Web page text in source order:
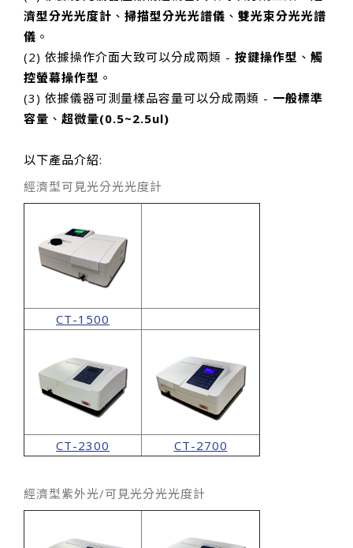
濟型分光光度計 、 掃描型分光光譜儀 、 雙光束分光光譜
儀 。
(2) 依據操作介面大致可以分成兩類 - 按鍵操作型 、 觸
控螢幕操作型 。
(3) 依據儀器可測量樣品容量可以分成兩類 - 一般標準
容量 、 超微量(0.5~2.5ul)
以下產品介紹:
經濟型可見光分光光度計
CT-1500
CT-2300 CT-2700
經濟型紫外光/可見光分光光度計